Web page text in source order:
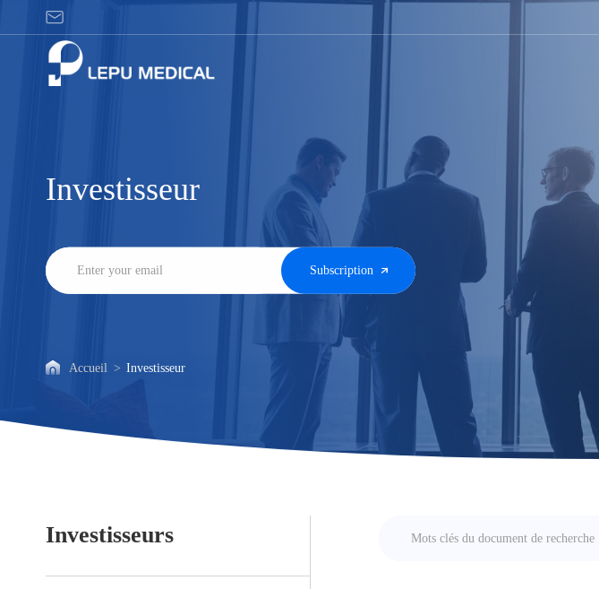
Investisseur
Investisseur
Subscription
Accueil > Investisseur
Investisseurs